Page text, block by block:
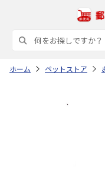
ホーム ペットストア